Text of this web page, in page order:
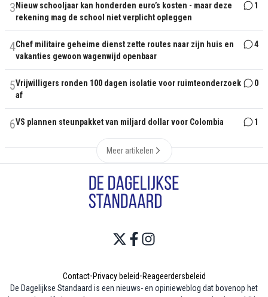
3 Nieuw schooljaar kan honderden euro’s kosten - maar deze
rekening mag de school niet verplicht opleggen
1
4Chef militaire geheime dienst zette routes naar zijn huis en
vakanties gewoon wagenwijd openbaar
4
5Vrijwilligers ronden 100 dagen isolatie voor ruimteonderzoek
af
0
6VS plannen steunpakket van miljard dollar voor Colombia 1
Meer artikelen
Contact•Privacy beleid•Reageerdersbeleid
De Dagelijkse Standaard is een nieuws- en opinieweblog dat bovenop het